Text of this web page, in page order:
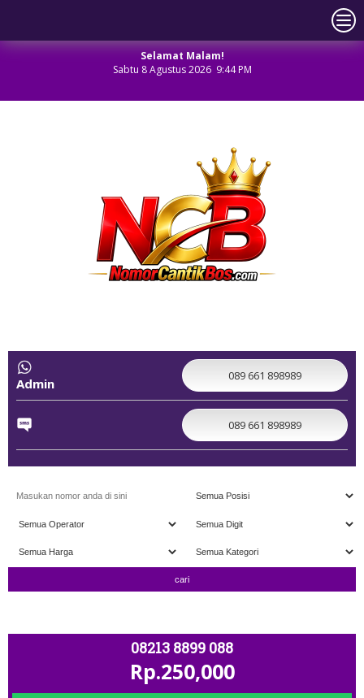
Selamat Malam!
Sabtu 8 Agustus 2026 9:44 PM
Admin 089 661 898989
089 661 898989
08213 8899 088
Rp.250,000